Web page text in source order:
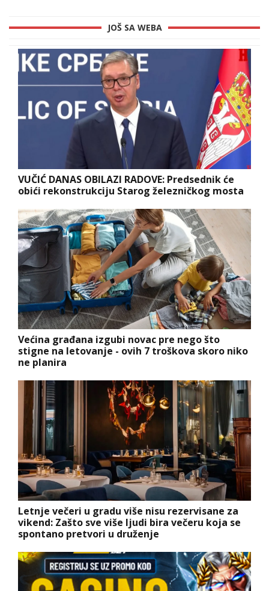
JOŠ SA WEBA
VUČIĆ DANAS OBILAZI RADOVE: Predsednik će
obići rekonstrukciju Starog železničkog mosta
Većina građana izgubi novac pre nego što
stigne na letovanje - ovih 7 troškova skoro niko
ne planira
Letnje večeri u gradu više nisu rezervisane za
vikend: Zašto sve više ljudi bira večeru koja se
spontano pretvori u druženje